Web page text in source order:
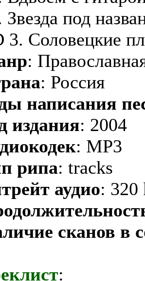
Звезда под
3. Соловецкие
:
: Россия
написания
издания: 2004
: MP3
рипа: tracks
аудио: 320
сканов в
: